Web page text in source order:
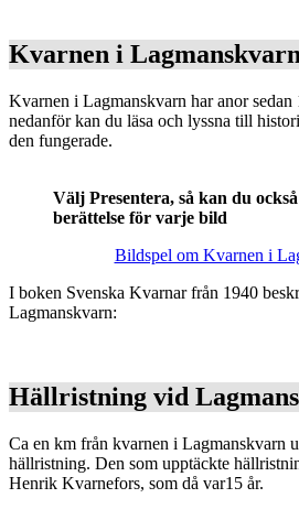
Kvarnen i
Kvarnen i Lagmanskvarn har anor
nedanför kan du läsa och lyssna till
den fungerade.
Välj Presentera, så kan du
berättelse för varje bild
Bildspel om Kvarnen i
I boken Svenska Kvarnar från 1940
Lagmanskvarn:
Hällristning vid
Ca en km från kvarnen i Lagmanskvarn
hällristning. Den som upptäckte
Henrik Kvarnefors, som då var15 år.